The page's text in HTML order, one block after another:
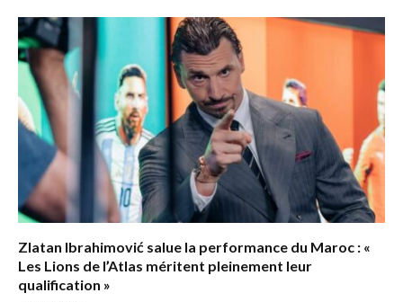
Zlatan Ibrahimović salue la performance du Maroc : «
Les Lions de l’Atlas méritent pleinement leur
qualification »